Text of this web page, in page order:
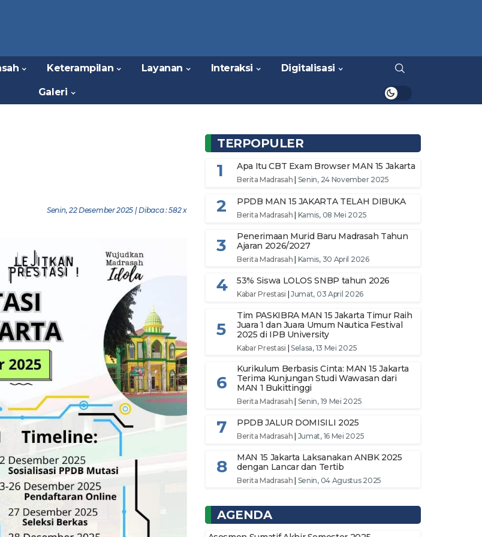
Keterampilan Layanan Interaksi Digitalisasi
Galeri
Senin, 22 Desember 2025 | Dibaca : 582 x
TERPOPULER
1 Apa Itu CBT Exam Browser MAN 15 Jakarta
Berita Madrasah Senin, 24 November 2025
2 PPDB MAN 15 JAKARTA TELAH DIBUKA
Berita Madrasah Kamis, 08 Mei 2025
3
Penerimaan Murid Baru Madrasah Tahun
Ajaran 2026/2027
Berita Madrasah Kamis, 30 April 2026
4 53% Siswa LOLOS SNBP tahun 2026
Kabar Prestasi Jumat, 03 April 2026
5
Tim PASKIBRA MAN 15 Jakarta Timur Raih
Juara 1 dan Juara Umum Nautica Festival
2025 di IPB University
Kabar Prestasi Selasa, 13 Mei 2025
6
Kurikulum Berbasis Cinta: MAN 15 Jakarta
Terima Kunjungan Studi Wawasan dari
MAN 1 Bukittinggi
Berita Madrasah Senin, 19 Mei 2025
7 PPDB JALUR DOMISILI 2025
Berita Madrasah Jumat, 16 Mei 2025
8
MAN 15 Jakarta Laksanakan ANBK 2025
dengan Lancar dan Tertib
Berita Madrasah Senin, 04 Agustus 2025
AGENDA